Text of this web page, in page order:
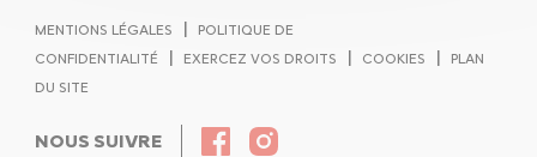
MENTIONS LÉGALES |
POLITIQUE DE
CONFIDENTIALITÉ
| EXERCEZ VOS DROITS | COOKIES |
PLAN
DU SITE
NOUS SUIVRE